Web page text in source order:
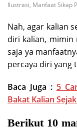
Ilustrasi, Manfaat Sikap
Nah, agar kalian
diri kalian, mimin
saja ya
percaya diri yang
Baca Juga : 5
Bakat Kalian
Berikut 10